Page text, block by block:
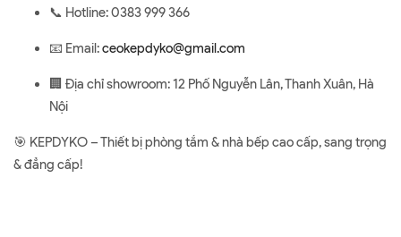
📞 Hotline: 0383 999 366
📧 Email:ceokepdyko@gmail.com
🏢 Địa chỉ showroom: 12 Phố Nguyễn Lân, Thanh Xuân, Hà
Nội
🎯 KEPDYKO – Thiết bị phòng tắm & nhà bếp cao cấp, sang trọng
& đẳng cấp!